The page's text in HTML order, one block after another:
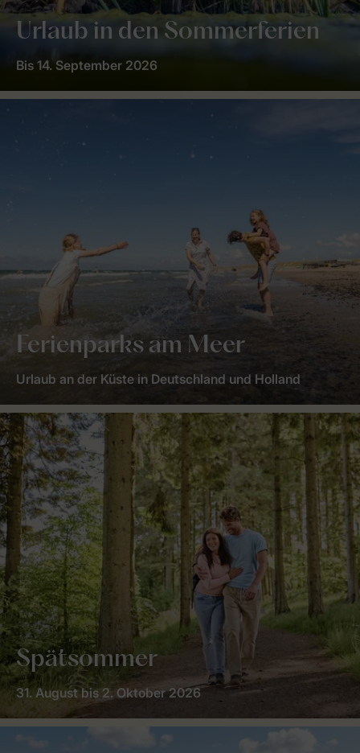
Urlaub in den Sommerferien
Bis 14. September 2026
Ferienparks am Meer
Urlaub an der Küste in Deutschland und Holland
Spätsommer
31. August bis 2. Oktober 2026